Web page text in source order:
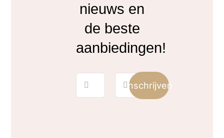
nieuws en
de beste
aanbiedingen!
Inschrijven